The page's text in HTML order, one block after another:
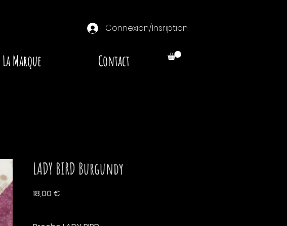
Connexion/Insription
La Marque Contact
LADY BIRD Burgundy
18,00 €